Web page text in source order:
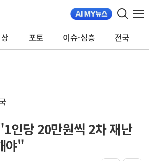
포토 이슈·심층 전국
인당 20만원씩 2차 재난
야"